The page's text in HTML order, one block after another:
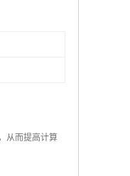
从而提高计算